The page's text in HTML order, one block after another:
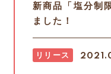
新商品「塩分制
ました！
リリース